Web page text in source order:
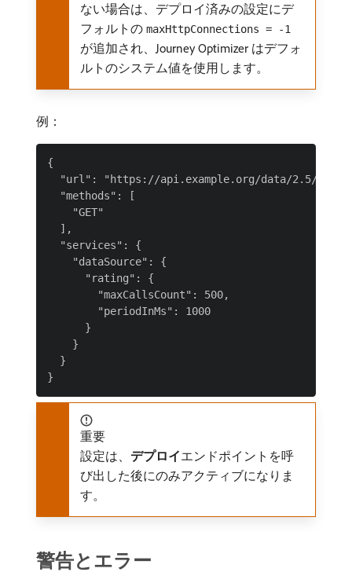
ない場合は、デプロイ済みの設定にデ
フォルトの maxHttpConnections = -1
が追加され、Journey Optimizer はデフォ
ルトのシステム値を使用します。
例：
{
  "url": "https://api.example.org/data/2.5/*",
  "methods": [
    "GET"
  ],
  "services": {
    "dataSource": {
      "rating": {
        "maxCallsCount": 500,
        "periodInMs": 1000
      }
    }
  }
重要
設定は、 デプロイ​エンドポイントを呼
び出した後にのみアクティブになりま
す。
警告とエラー